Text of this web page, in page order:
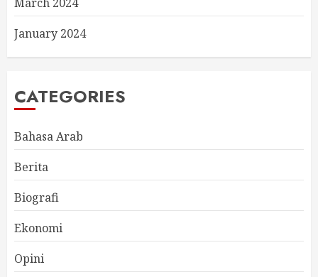
January 2024
CATEGORIES
Bahasa Arab
Berita
Biografi
Ekonomi
Opini